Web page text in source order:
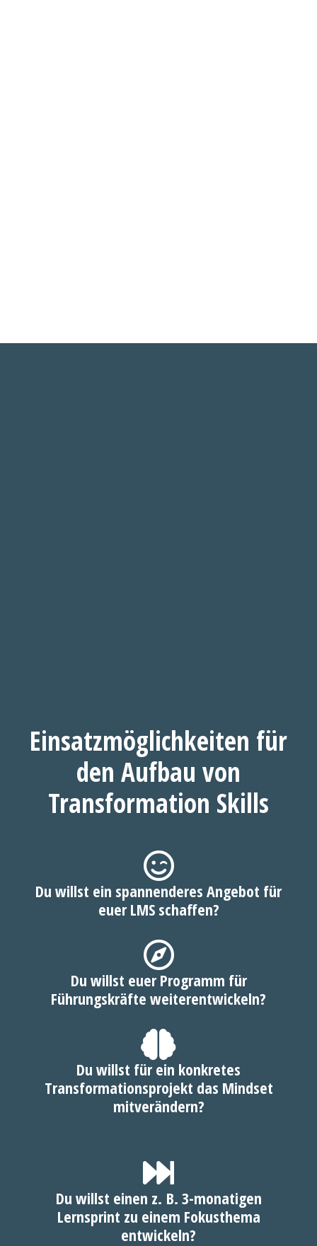
Einsatzmöglichkeiten für
den Aufbau von
Transformation Skills
Du willst ein spannenderes Angebot für
euer LMS schaffen?
Du willst euer Programm für
Führungskräfte weiterentwickeln?
Du willst für ein konkretes
Transformationsprojekt das Mindset
mitverändern?
Du willst einen z. B. 3-monatigen
Lernsprint zu einem Fokusthema
entwickeln?